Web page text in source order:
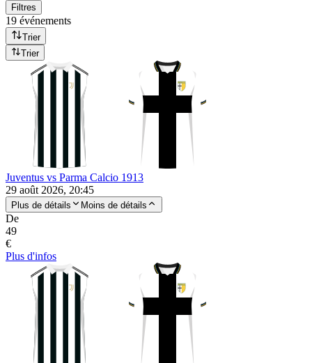
Filtres
19 événements
Trier
Trier
Juventus vs Parma Calcio 1913
29 août 2026, 20:45
Plus de détails Moins de détails
De
49
€
Plus d'infos